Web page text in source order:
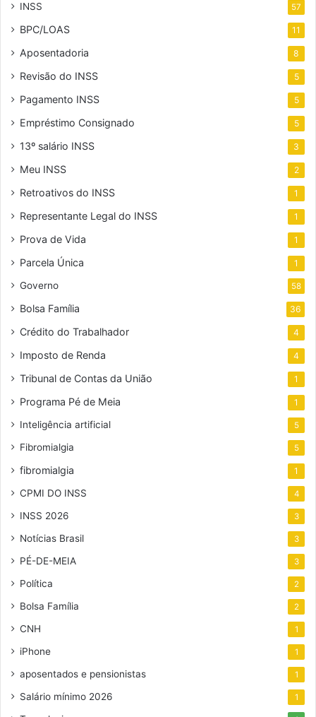
INSS 57
BPC/LOAS 11
Aposentadoria 8
Revisão do INSS 5
Pagamento INSS 5
Empréstimo Consignado 5
13º salário INSS 3
Meu INSS 2
Retroativos do INSS 1
Representante Legal do INSS 1
Prova de Vida 1
Parcela Única 1
Governo 58
Bolsa Família 36
Crédito do Trabalhador 4
Imposto de Renda 4
Tribunal de Contas da União 1
Programa Pé de Meia 1
Inteligência artificial 5
Fibromialgia 5
fibromialgia 1
CPMI DO INSS 4
INSS 2026 3
Notícias Brasil 3
PÉ-DE-MEIA 3
Política 2
Bolsa Família 2
CNH 1
iPhone 1
aposentados e pensionistas 1
Salário mínimo 2026 1